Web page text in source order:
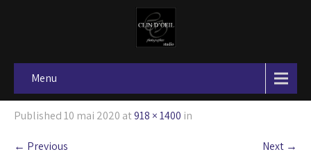
Menu
Published10 mai 2020 at918 × 1400 in
← Previous Next →